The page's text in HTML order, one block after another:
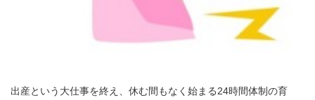
出産という大仕事を終え、休む間もなく始まる24時間体制の育